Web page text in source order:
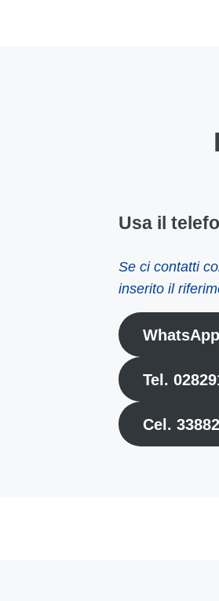
Usa il
Se ci contatti
inserito il
WhatsApp
Tel.
Cel.